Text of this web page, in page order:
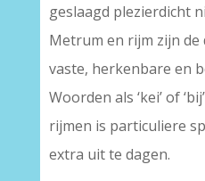
geslaagd plezierdicht
Metrum en rijm zijn de
vaste, herkenbare en
Woorden als ‘kei’ of
rijmen is particuliere
extra uit te dagen.